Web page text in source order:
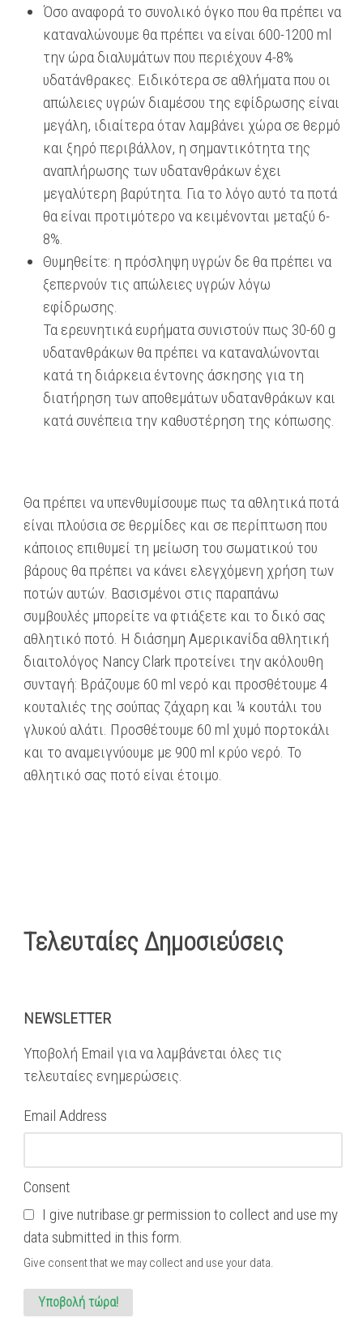
Όσο αναφορά το συνολικό όγκο που θα πρέπει να
καταναλώνουμε θα πρέπει να είναι 600-1200 ml
την ώρα διαλυμάτων που περιέχουν 4-8%
υδατάνθρακες. Ειδικότερα σε αθλήματα που οι
απώλειες υγρών διαμέσου της εφίδρωσης είναι
μεγάλη, ιδιαίτερα όταν λαμβάνει χώρα σε θερμό
και ξηρό περιβάλλον, η σημαντικότητα της
αναπλήρωσης των υδατανθράκων έχει
μεγαλύτερη βαρύτητα. Για το λόγο αυτό τα ποτά
θα είναι προτιμότερο να κειμένονται μεταξύ 6-
8%.
Θυμηθείτε: η πρόσληψη υγρών δε θα πρέπει να
ξεπερνούν τις απώλειες υγρών λόγω
εφίδρωσης.
Τα ερευνητικά ευρήματα συνιστούν πως 30-60 g
υδατανθράκων θα πρέπει να καταναλώνονται
κατά τη διάρκεια έντονης άσκησης για τη
διατήρηση των αποθεμάτων υδατανθράκων και
κατά συνέπεια την καθυστέρηση της κόπωσης.
Θα πρέπει να υπενθυμίσουμε πως τα αθλητικά ποτά
είναι πλούσια σε θερμίδες και σε περίπτωση που
κάποιος επιθυμεί τη μείωση του σωματικού του
βάρους θα πρέπει να κάνει ελεγχόμενη χρήση των
ποτών αυτών. Βασισμένοι στις παραπάνω
συμβουλές μπορείτε να φτιάξετε και το δικό σας
αθλητικό ποτό. Η διάσημη Αμερικανίδα αθλητική
διαιτολόγος Nancy Clark προτείνει την ακόλουθη
συνταγή: Βράζουμε 60 ml νερό και προσθέτουμε 4
κουταλιές της σούπας ζάχαρη και ¼ κουτάλι του
γλυκού αλάτι. Προσθέτουμε 60 ml χυμό πορτοκάλι
και το αναμειγνύουμε με 900 ml κρύο νερό. Το
αθλητικό σας ποτό είναι έτοιμο.
Τελευταίες Δημοσιεύσεις
NEWSLETTER
Υποβολή Email για να λαμβάνεται όλες τις
τελευταίες ενημερώσεις.
Email Address
Consent
I give nutribase.gr permission to collect and use my
data submitted in this form.
Give consent that we may collect and use your data.
Υποβολή τώρα!